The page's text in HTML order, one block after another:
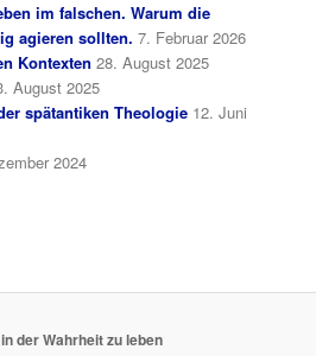
im falschen. Warum die
agieren sollten. 7. Februar 2026
Kontexten 28. August 2025
August 2025
spätantiken Theologie 12. Juni
2024
der Wahrheit zu leben